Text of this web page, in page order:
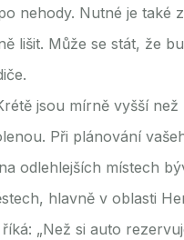
nehody. Nutné je také
lišit. Může se stát, že
jsou mírně vyšší
Při plánování
odlehlejších místech
hlavně v oblasti
„Než si auto